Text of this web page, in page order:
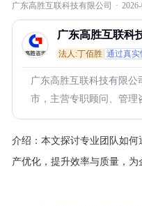
广东高胜互联科技有限公司 ·
广东高胜互联科
法人:丁佰胜 通过真实
广东高胜互联科技有限公
市，主营专职顾问、管理
介绍： 本文探讨专业团队如
产优化，提升效率与质量，为